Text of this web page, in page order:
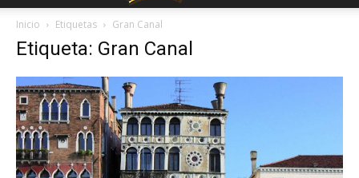
Inicio Etiquetas Gran Canal
Etiqueta: Gran Canal